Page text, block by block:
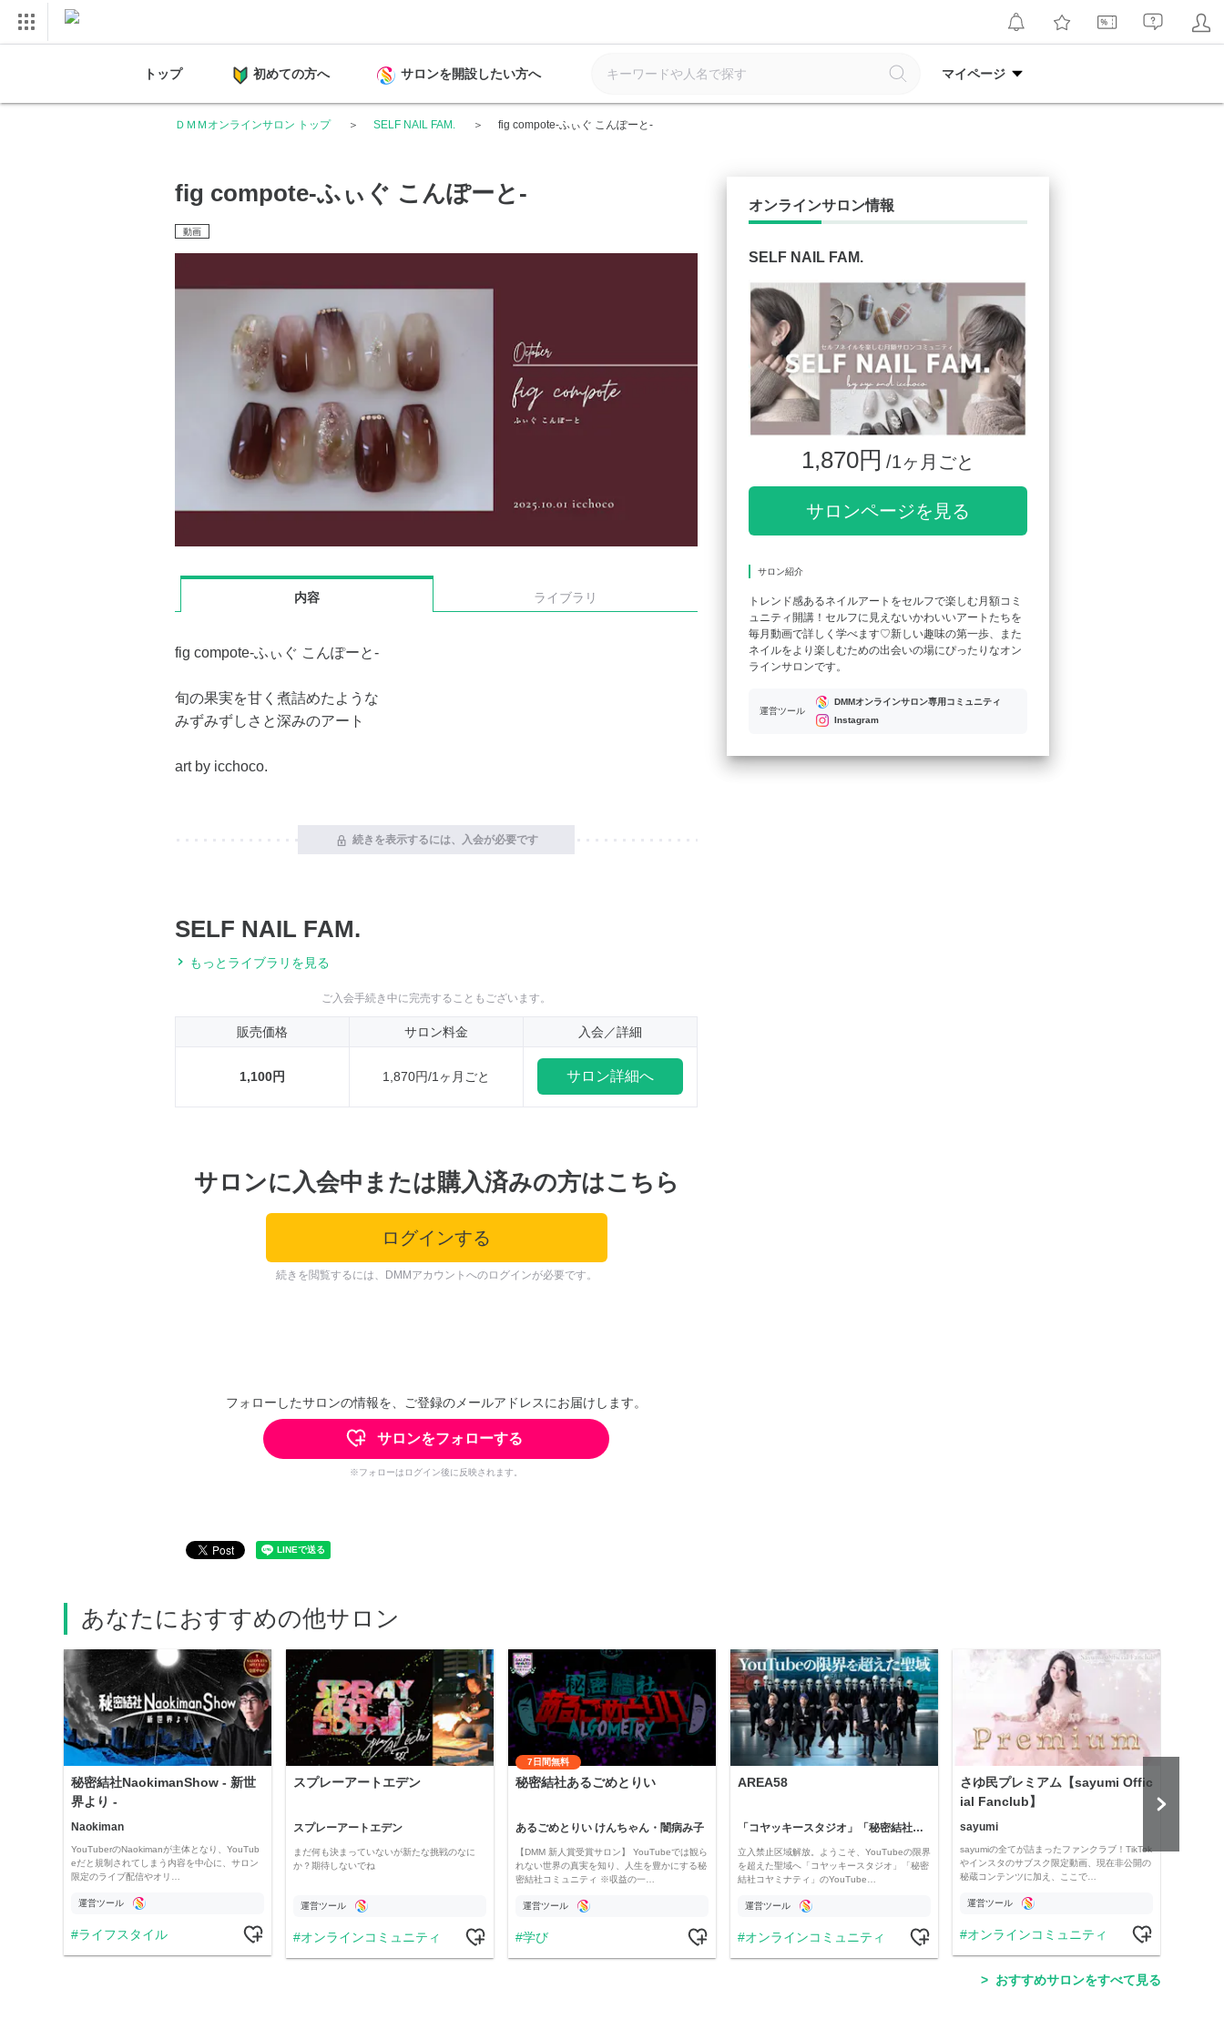
トップ 初めての方へ サロンを開設したい方へ マイページ
ＤＭＭオンラインサロン トップ SELF NAIL FAM. fig compote-ふぃぐ こんぽーと-
fig compote-ふぃぐ こんぽーと-
動画
内容 ライブラリ
fig compote-ふぃぐ こんぽーと-
旬の果実を甘く煮詰めたような
みずみずしさと深みのアート
art by icchoco.
続きを表示するには、入会が必要です
SELF NAIL FAM.
もっとライブラリを見る
ご入会手続き中に完売することもございます。
販売価格 サロン料金 入会／詳細
1,100円 1,870円/1ヶ月ごと サロン詳細へ
サロンに入会中または購入済みの方はこちら
ログインする
続きを閲覧するには、DMMアカウントへのログインが必要です。
フォローしたサロンの情報を、ご登録のメールアドレスにお届けします。
サロンをフォローする
※フォローはログイン後に反映されます。
オンラインサロン情報
SELF NAIL FAM.
1,870円 /1ヶ月ごと
サロンページを見る
サロン紹介
トレンド感あるネイルアートをセルフで楽しむ月額コミ
ュニティ開講！セルフに見えないかわいいアートたちを
毎月動画で詳しく学べます♡新しい趣味の第一歩、また
ネイルをより楽しむための出会いの場にぴったりなオン
ラインサロンです。
運営ツール
DMMオンラインサロン専用コミュニティ
Instagram
あなたにおすすめの他サロン
秘密結社NaokimanShow - 新世
界より -
Naokiman
YouTuberのNaokimanが主体となり、YouTub
eだと規制されてしまう内容を中心に、サロン
限定のライブ配信やオリ…
運営ツール
ライフスタイル
スプレーアートエデン
スプレーアートエデン
まだ何も決まっていないが新たな挑戦のなに
か？期待しないでね
運営ツール
オンラインコミュニティ
7日間無料
秘密結社あるごめとりい
あるごめとりい けんちゃん・闇病み子
【DMM 新人賞受賞サロン】 YouTubeでは観ら
れない世界の真実を知り、人生を豊かにする秘
密結社コミュニティ ※収益の一…
運営ツール
学び
AREA58
「コヤッキースタジオ」「秘密結社コヤミナティ」
立入禁止区域解放。ようこそ、YouTubeの限界
を超えた聖域へ「コヤッキースタジオ」「秘密
結社コヤミナティ」のYouTube…
運営ツール
オンラインコミュニティ
さゆ民プレミアム【sayumi Offic
ial Fanclub】
sayumi
sayumiの全てが詰まったファンクラブ！TikTok
やインスタのサブスク限定動画、現在非公開の
秘蔵コンテンツに加え、ここで…
運営ツール
オンラインコミュニティ
おすすめサロンをすべて見る